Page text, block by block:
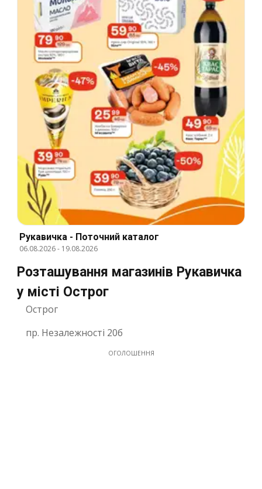
Рукавичка - Поточний каталог
06.08.2026- 19.08.2026
Розташування магазинів Рукавичка
у місті Острог
Острог
пр. Незалежності 20б
ОГОЛОШЕННЯ